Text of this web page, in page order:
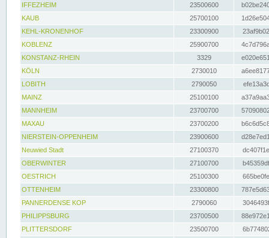
IFFEZHEIM
23500600
KAUB
25700100
KEHL-KRONENHOF
23300900
KOBLENZ
25900700
KONSTANZ-RHEIN
3329
KÖLN
2730010
LOBITH
2790050
MAINZ
25100100
MANNHEIM
23700700
MAXAU
23700200
NIERSTEIN-OPPENHEIM
23900600
Neuwied Stadt
27100370
OBERWINTER
27100700
OESTRICH
25100300
OTTENHEIM
23300800
PANNERDENSE KOP
2790060
PHILIPPSBURG
23700500
PLITTERSDORF
23500700